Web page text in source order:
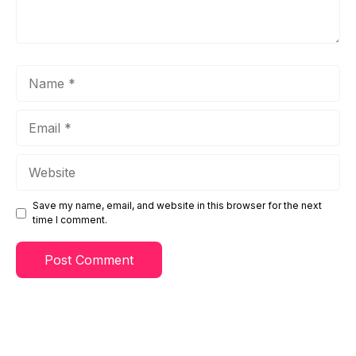
Save my name, email, and website in this browser for the next
time I comment.